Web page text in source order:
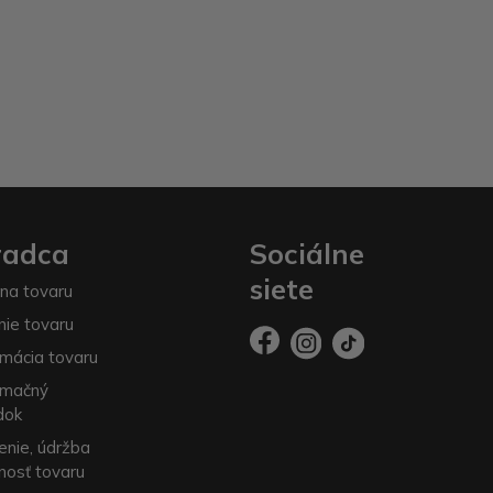
tovaru
tovaru
tovaru
údržba
tovaru
Sociálne
siete